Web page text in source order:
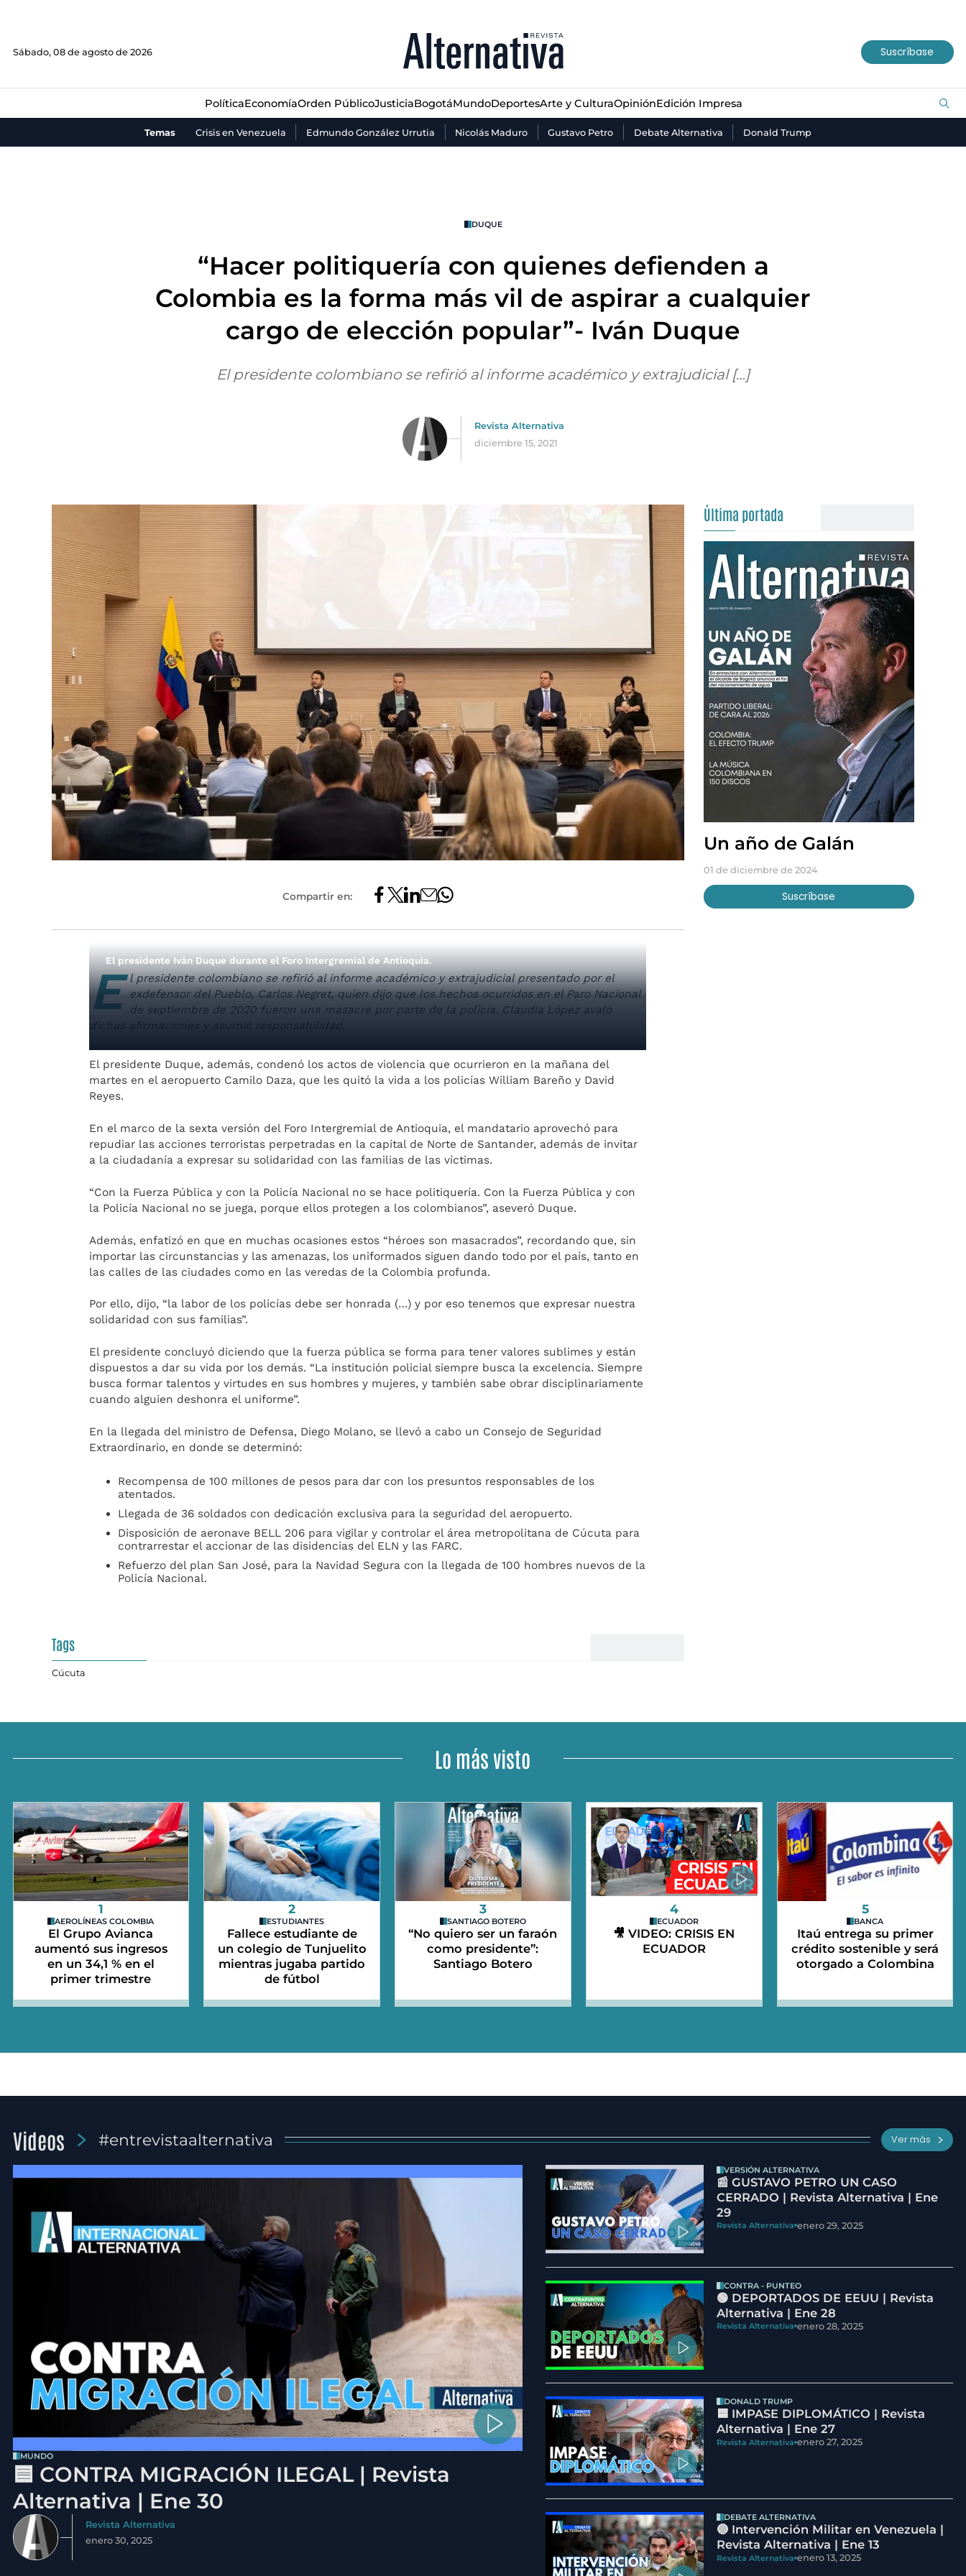
Sábado, 08 de agosto de 2026 Suscríbase
PolíticaEconomíaOrden PúblicoJusticiaBogotáMundoDeportesArte y CulturaOpiniónEdición Impresa
Temas Crisis en Venezuela Edmundo González Urrutia Nicolás Maduro Gustavo Petro Debate Alternativa Donald Trump
JusticiaBogotáMundo Deportes Arte y Cultura
DUQUE
“Hacer politiquería con quienes defienden a
Colombia es la forma más vil de aspirar a cualquier
cargo de elección popular”- Iván Duque
El presidente colombiano se refirió al informe académico y extrajudicial […]
Revista Alternativa
diciembre 15, 2021
Compartir en:
E l presidente colombiano se refirió al informe académico y extrajudicial presentado por el
exdefensor del Pueblo, Carlos Negret, quien dijo que los hechos ocurridos en el Paro Nacional
de septiembre de 2020 fueron una masacre por parte de la policía. Claudia López avaló
El presidente Iván Duque durante el Foro Intergremial de Antioquia.
El presidente Duque, además, condenó los actos de violencia que ocurrieron en la mañana del
martes en el aeropuerto Camilo Daza, que les quitó la vida a los policías William Bareño y David
Reyes.
En el marco de la sexta versión del Foro Intergremial de Antioquia, el mandatario aprovechó para
repudiar las acciones terroristas perpetradas en la capital de Norte de Santander, además de invitar
a la ciudadanía a expresar su solidaridad con las familias de las víctimas.
“Con la Fuerza Pública y con la Policía Nacional no se hace politiquería. Con la Fuerza Pública y con
la Policía Nacional no se juega, porque ellos protegen a los colombianos”, aseveró Duque.
Además, enfatizó en que en muchas ocasiones estos “héroes son masacrados”, recordando que, sin
importar las circunstancias y las amenazas, los uniformados siguen dando todo por el país, tanto en
las calles de las ciudades como en las veredas de la Colombia profunda.
Por ello, dijo, “la labor de los policías debe ser honrada (…) y por eso tenemos que expresar nuestra
solidaridad con sus familias”.
El presidente concluyó diciendo que la fuerza pública se forma para tener valores sublimes y están
dispuestos a dar su vida por los demás. “La institución policial siempre busca la excelencia. Siempre
busca formar talentos y virtudes en sus hombres y mujeres, y también sabe obrar disciplinariamente
cuando alguien deshonra el uniforme”.
En la llegada del ministro de Defensa, Diego Molano, se llevó a cabo un Consejo de Seguridad
Extraordinario, en donde se determinó:
Recompensa de 100 millones de pesos para dar con los presuntos responsables de los
atentados.
Llegada de 36 soldados con dedicación exclusiva para la seguridad del aeropuerto.
Disposición de aeronave BELL 206 para vigilar y controlar el área metropolitana de Cúcuta para
contrarrestar el accionar de las disidencias del ELN y las FARC.
Refuerzo del plan San José, para la Navidad Segura con la llegada de 100 hombres nuevos de la
Policía Nacional.
Tags
Cúcuta
Última portada
Un año de Galán
01 de diciembre de 2024
Suscríbase
Lo más visto
1
AEROLÍNEAS COLOMBIA
El Grupo Avianca
aumentó sus ingresos
en un 34,1 % en el
primer trimestre
2
ESTUDIANTES
Fallece estudiante de
un colegio de Tunjuelito
mientras jugaba partido
de fútbol
3
SANTIAGO BOTERO
“No quiero ser un faraón
como presidente”:
Santiago Botero
4
ECUADOR
🎥 VIDEO: CRISIS EN
ECUADOR
5
BANCA
Itaú entrega su primer
crédito sostenible y será
otorgado a Colombina
Videos #entrevistaalternativa Ver más
MUNDO
🟦 CONTRA MIGRACIÓN ILEGAL | Revista
Alternativa | Ene 30
Revista Alternativa
enero 30, 2025
VERSIÓN ALTERNATIVA
📰 GUSTAVO PETRO UN CASO
CERRADO | Revista Alternativa | Ene
29
Revista Alternativa enero 29, 2025
CONTRA - PUNTEO
🟢 DEPORTADOS DE EEUU | Revista
Alternativa | Ene 28
Revista Alternativa enero 28, 2025
DONALD TRUMP
🟦 IMPASE DIPLOMÁTICO | Revista
Alternativa | Ene 27
Revista Alternativa enero 27, 2025
DEBATE ALTERNATIVA
🔵 Intervención Militar en Venezuela |
Revista Alternativa | Ene 13
Revista Alternativa enero 13, 2025